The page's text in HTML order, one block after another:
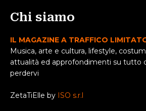
Chi siamo
IL MAGAZINE A TRAFFICO
Musica, arte e cultura, lifestyle,
attualità ed approfondimenti su tutto
perdervi
ZetaTiElle by ISO s.r.l